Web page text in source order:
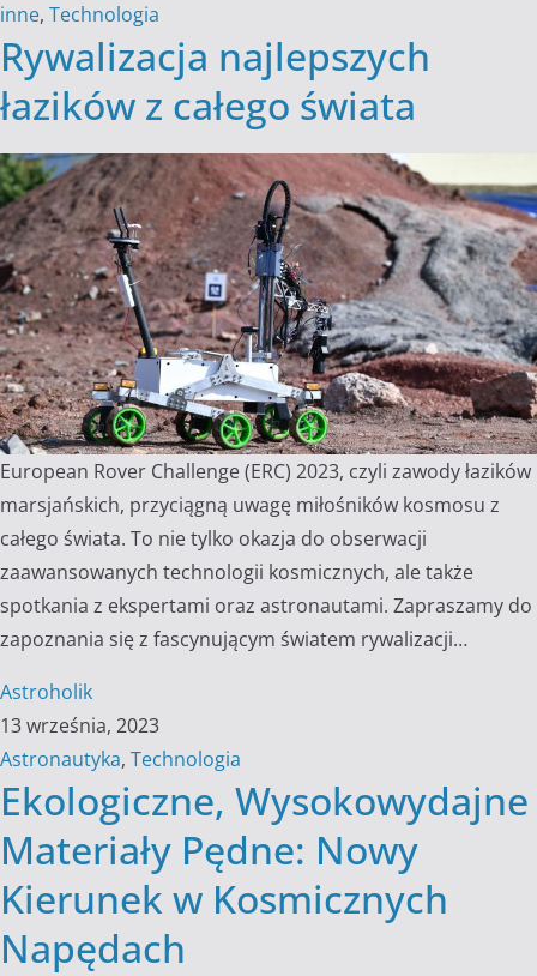
inne, Technologia
Rywalizacja najlepszych
łazików z całego świata
European Rover Challenge (ERC) 2023, czyli zawody łazików
marsjańskich, przyciągną uwagę miłośników kosmosu z
całego świata. To nie tylko okazja do obserwacji
zaawansowanych technologii kosmicznych, ale także
spotkania z ekspertami oraz astronautami. Zapraszamy do
zapoznania się z fascynującym światem rywalizacji…
Astroholik
13 września, 2023
Astronautyka, Technologia
Ekologiczne, Wysokowydajne
Materiały Pędne: Nowy
Kierunek w Kosmicznych
Napędach